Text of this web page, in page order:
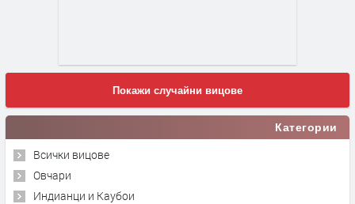
Покажи случайни вицове
Категории
Всички вицове
Овчари
Индианци и Каубои